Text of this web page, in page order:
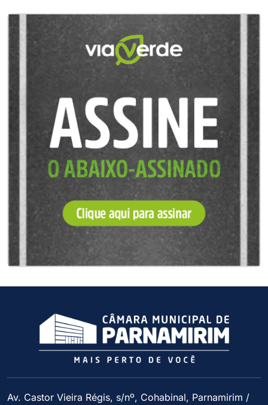
Av. Castor Vieira Régis, s/nº, Cohabinal, Parnamirim /